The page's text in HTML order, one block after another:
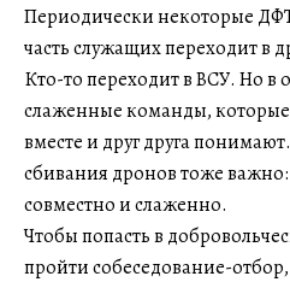
Периодически некоторые
часть служащих переходит в
Кто-то переходит в ВСУ. Но в
слаженные команды,
вместе и друг друга
сбивания дронов тоже
совместно и слаженно.
Чтобы попасть в
пройти собеседование-отбор,